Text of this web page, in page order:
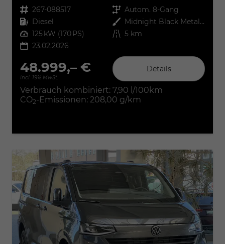
Fahrzeugnr. 267-088517 Getriebe Autom. 8-Gang
Kraftstoff Diesel Außenfarbe
Midnight Black Metallic
Leistung 125 kW (170 PS) Kilometerstand 5 km
23.02.2026
48.999,– €
incl. 19% MwSt.
Details
Verbrauch kombiniert: 7,90 l/100km
CO2-Emissionen: 208,00 g/km